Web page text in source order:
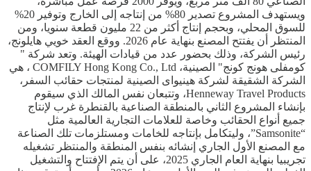
ويستهدف المشروع تصدير 80% من إنتاجه إلى الخارج وتوفير 20%
للسوق المحلي، وبحجم إنتاج أكثر من 22 مليون قطعة سنويا، ومن
المنتظر أن يفتتح المصنع بنهاية عام 2026. ووقع العقد خويي هايلونج،
رئيس الشركة، وذلك بحضور عدد من قيادات الهيئة. وتعد شركة "
كومفلى هونج كونج" الصينية، COMFILY Hong Kong Co., Ltd ، هي
الشركة الشقيقة لشركة هينيواى الصينية لمنتجات حقائب السفر،
Henneway Travel Products، وتتبعان نفس المالك الذي سيقوم
بإنشاء المشروع الثاني بالمنطقة الصناعية بالقنطرة غرب لإنتاج
جميع أنواع الحقائب وخاصة للعلامات التجارية العالمية مثل
“Samsonite”، وليتكامل بإنتاجه للخامات ومستلزمات تلك الصناعة
مع المصنع الأول الجاري إنشائه بنفس المنطقة والمنتظر تشغيله
تجريبيا بنهاية العام الجاري 2025، على أن يتم الإفتتاح والتشغيل